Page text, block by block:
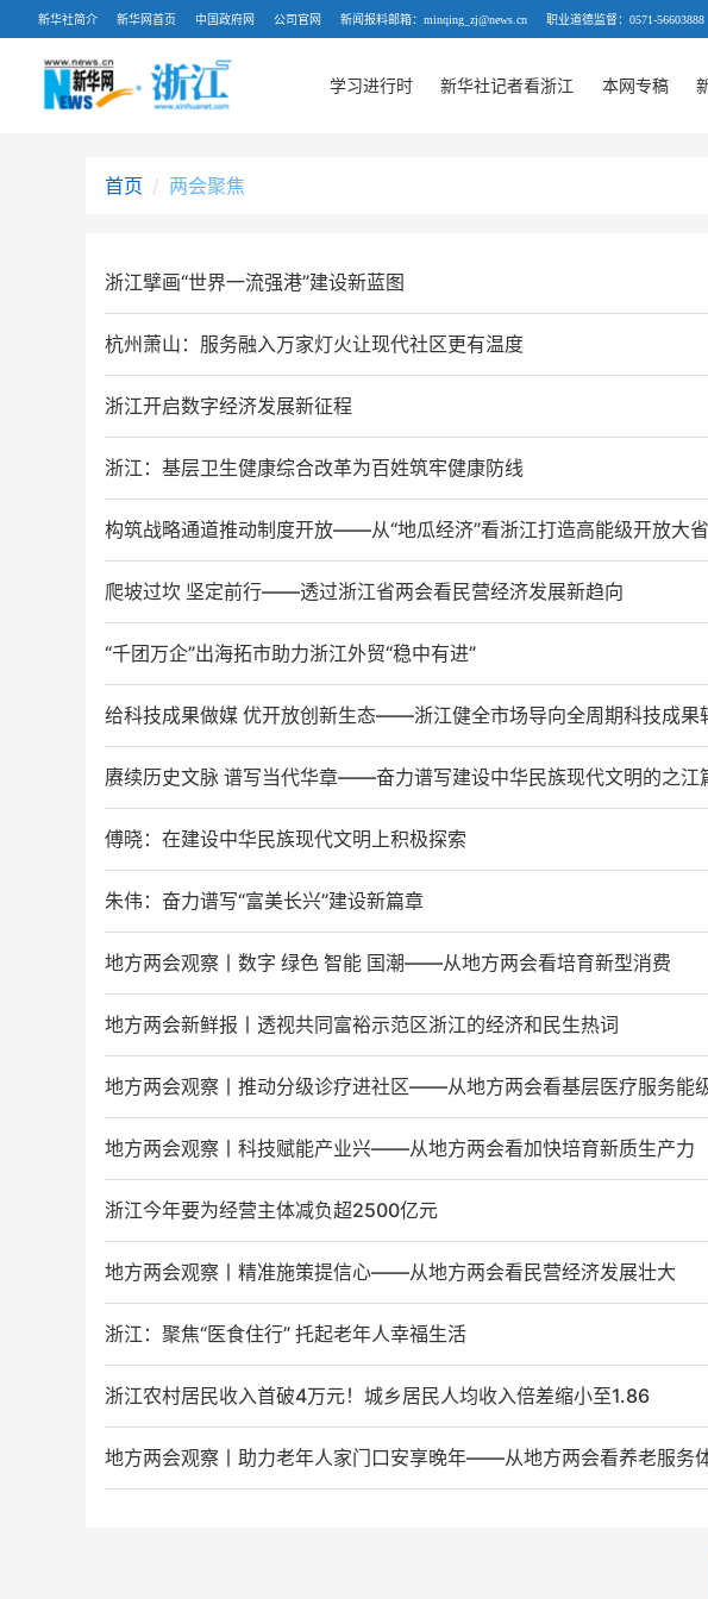
新华社简介 新华网首页 中国政府网 公司官网 新闻报料邮箱：minqing_zj@news.cn 职业道德监督：0571-56603888
学习进行时 新华社记者看浙江 本网专稿
首页 两会聚焦
浙江擘画“世界一流强港”建设新蓝图
杭州萧山：服务融入万家灯火让现代社区更有温度
浙江开启数字经济发展新征程
浙江：基层卫生健康综合改革为百姓筑牢健康防线
构筑战略通道推动制度开放——从“地瓜经济”看浙江打造高能级开放大省
爬坡过坎 坚定前行——透过浙江省两会看民营经济发展新趋向
“千团万企”出海拓市助力浙江外贸“稳中有进”
给科技成果做媒 优开放创新生态——浙江健全市场导向全周期科技成果
赓续历史文脉 谱写当代华章——奋力谱写建设中华民族现代文明的之江
傅晓：在建设中华民族现代文明上积极探索
朱伟：奋力谱写“富美长兴”建设新篇章
地方两会观察丨数字 绿色 智能 国潮——从地方两会看培育新型消费
地方两会新鲜报丨透视共同富裕示范区浙江的经济和民生热词
地方两会观察丨推动分级诊疗进社区——从地方两会看基层医疗服务能
地方两会观察丨科技赋能产业兴——从地方两会看加快培育新质生产力
浙江今年要为经营主体减负超2500亿元
地方两会观察丨精准施策提信心——从地方两会看民营经济发展壮大
浙江：聚焦“医食住行” 托起老年人幸福生活
浙江农村居民收入首破4万元！城乡居民人均收入倍差缩小至1.86
地方两会观察丨助力老年人家门口安享晚年——从地方两会看养老服务